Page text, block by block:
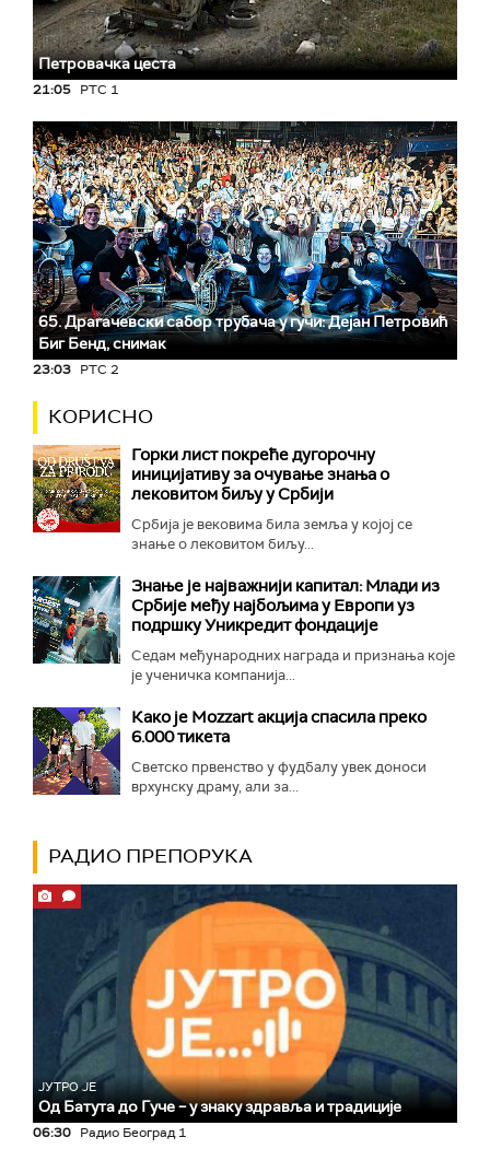
Петровачка цеста
21:05 РТС 1
65. Драгачевски сабор трубача у гучи: Дејан Петровић
Биг Бeнд, снимак
23:03 РТС 2
КОРИСНО
Горки лист покреће дугорочну
иницијативу за очување знања о
лековитом биљу у Србији
Србија је вековима била земља у којој се
знање о лековитом биљу...
Знање је најважнији капитал: Млади из
Србије међу најбољима у Европи уз
подршку Уникредит фондације
Седам међународних награда и признања које
је ученичка компанија...
Како је Mozzart акција спасила преко
6.000 тикета
Светско првенство у фудбалу увек доноси
врхунску драму, али за...
РАДИО ПРЕПОРУКА
ЈУТРО ЈЕ
Од Батута до Гуче – у знаку здравља и традиције
06:30 Радио Београд 1